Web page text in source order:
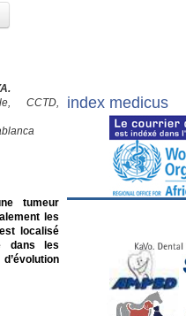
CCTD,
tumeur
les
localisé
dans les
index medicus